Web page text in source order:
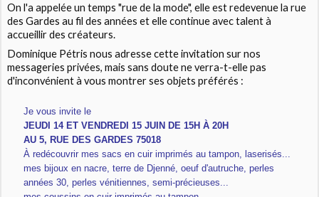
On l'a appelée un temps "rue de la mode", elle est redevenue la rue
des Gardes au fil des années et elle continue avec talent à
accueillir des créateurs.
Dominique Pétris nous adresse cette invitation sur nos
messageries privées, mais sans doute ne verra-t-elle pas
d'inconvénient à vous montrer ses objets préférés :
Je vous invite le
JEUDI 14 ET VENDREDI 15 JUIN DE 15H À 20H
AU 5, RUE DES GARDES 75018
À redécouvrir mes sacs en cuir imprimés au tampon, laserisés...
mes bijoux en nacre, terre de Djenné, oeuf d'autruche, perles
années 30, perles vénitiennes, semi-précieuses...